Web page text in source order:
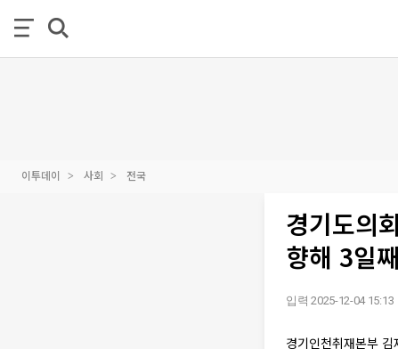
이투데이 사회 전국
경기도의
향해 3일
입력 2025-12-04 15:13
경기인천취재본부 김